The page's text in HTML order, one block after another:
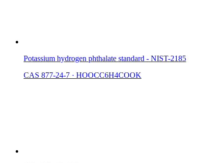
Potassium hydrogen phthalate standard - NIST-2185
CAS 877-24-7 · HOOCC6H4COOK